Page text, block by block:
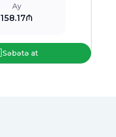
Ay
158.17₼
Səbətə at